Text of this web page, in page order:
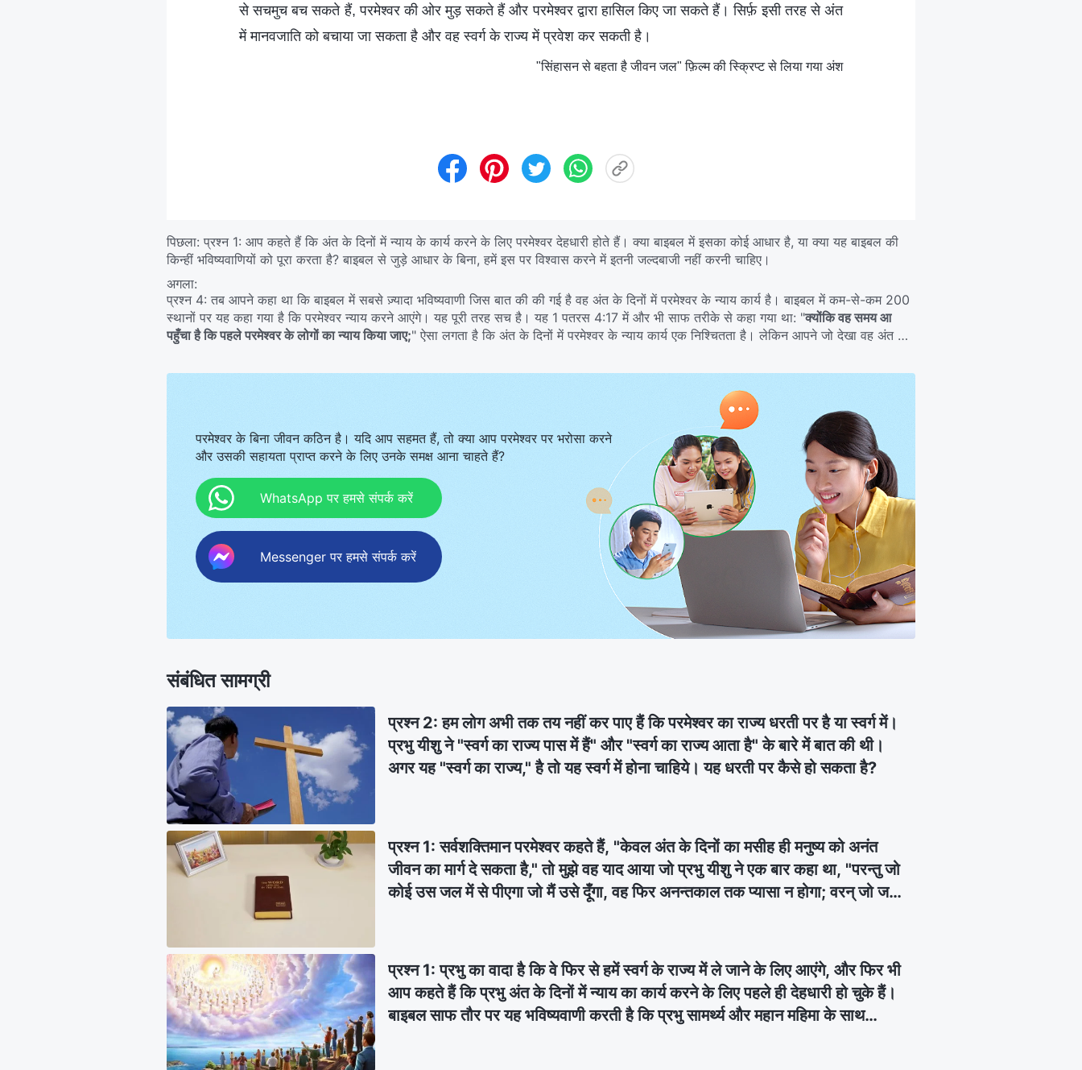
से सचमुच बच सकते हैं, परमेश्‍वर की ओर मुड़ सकते हैं और परमेश्‍वर द्वारा हासिल किए जा सकते हैं। सिर्फ़ इसी तरह से अंत
में मानवजाति को बचाया जा सकता है और वह स्वर्ग के राज्य में प्रवेश कर सकती है।
"सिंहासन से बहता है जीवन जल" फ़िल्म की स्क्रिप्ट से लिया गया अंश
पिछला: प्रश्न 1: आप कहते हैं कि अंत के दिनों में न्याय के कार्य करने के लिए परमेश्‍वर देहधारी होते हैं। क्या बाइबल में इसका कोई आधार है, या क्या यह बाइबल की
किन्हीं भविष्यवाणियों को पूरा करता है? बाइबल से जुड़े आधार के बिना, हमें इस पर विश्वास करने में इतनी जल्दबाजी नहीं करनी चाहिए।
अगला:
प्रश्न 4: तब आपने कहा था कि बाइबल में सबसे ज़्यादा भविष्यवाणी जिस बात की की गई है वह अंत के दिनों में परमेश्‍वर के न्याय कार्य है। बाइबल में कम-से-कम 200
स्थानों पर यह कहा गया है कि परमेश्‍वर न्याय करने आएंगे। यह पूरी तरह सच है। यह 1 पतरस 4:17 में और भी साफ तरीके से कहा गया था: "क्योंकि वह समय आ
पहुँचा है कि पहले परमेश्‍वर के लोगों का न्याय किया जाए;" ऐसा लगता है कि अंत के दिनों में परमेश्‍वर के न्याय कार्य एक निश्चितता है। लेकिन आपने जो देखा वह अंत के
पुनरूत्‍थान के बाद के अपने अध्यात्मिक शरीर के रूप में मानवजाति के समक्ष प्रकट होंगे और कार्य करेंगे। धार्मिक मंडलियों में अधिकांश लोगों का भी यही विचार है।
लौटकर आए प्रभु के इंसानों के सामने प्रकट होने की अवधारणा और देह रूप में कार्य करने वाली बात हमें पूरी होती हुई नज़र नहीं आ रही है, इसलिए हमें इसके बारे में
परमेश्वर के बिना जीवन कठिन है। यदि आप सहमत हैं, तो क्या आप परमेश्वर पर भरोसा करने
और उसकी सहायता प्राप्त करने के लिए उनके समक्ष आना चाहते हैं?
WhatsApp पर हमसे संपर्क करें
Messenger पर हमसे संपर्क करें
संबंधित सामग्री
प्रश्न 2: हम लोग अभी तक तय नहीं कर पाए हैं कि परमेश्वर का राज्य धरती पर है या स्वर्ग में।
प्रभु यीशु ने "स्वर्ग का राज्य पास में हैं" और "स्वर्ग का राज्य आता है" के बारे में बात की थी।
अगर यह "स्वर्ग का राज्य," है तो यह स्वर्ग में होना चाहिये। यह धरती पर कैसे हो सकता है?
प्रश्न 1: सर्वशक्तिमान परमेश्वर कहते हैं, "केवल अंत के दिनों का मसीह ही मनुष्य को अनंत
जीवन का मार्ग दे सकता है," तो मुझे वह याद आया जो प्रभु यीशु ने एक बार कहा था, "परन्तु जो
कोई उस जल में से पीएगा जो मैं उसे दूँगा, वह फिर अनन्तकाल तक प्यासा न होगा; वरन् जो जल
जीवन का मार्ग हैं। क्या ऐसा हो सकता है कि सर्वशक्तिमान परमेश्‍वर और प्रभु यीशु समान स्रोत
हों? क्या उनके कार्य और वचन दोनों पवित्र आत्मा के कार्य और वचन हैं? क्या उनका कार्य एक
ही परमेश्‍वर करते हैं?
प्रश्न 1: प्रभु का वादा है कि वे फिर से हमें स्वर्ग के राज्य में ले जाने के लिए आएंगे, और फिर भी
आप कहते हैं कि प्रभु अंत के दिनों में न्याय का कार्य करने के लिए पहले ही देहधारी हो चुके हैं।
बाइबल साफ तौर पर यह भविष्यवाणी करती है कि प्रभु सामर्थ्य और महान महिमा के साथ